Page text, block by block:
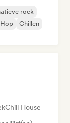
rock
Chillen
Chill House